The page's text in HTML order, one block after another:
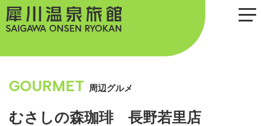
GOURMET 周辺グルメ
むさしの森珈琲 長野若里店